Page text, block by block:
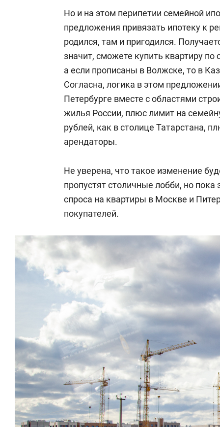
Но и на этом перипетии семейной
предложения привязать ипотеку к
родился, там и пригодился.
значит, сможете купить квартиру по
а если прописаны в Волжске, то в
Согласна, логика в этом
Петербурге вместе с областями
жилья России, плюс лимит на
рублей, как в столице Татарстана,
арендаторы.
Не уверена, что такое изменение
пропустят столичные лобби, но
спроса на квартиры в Москве и
покупателей.